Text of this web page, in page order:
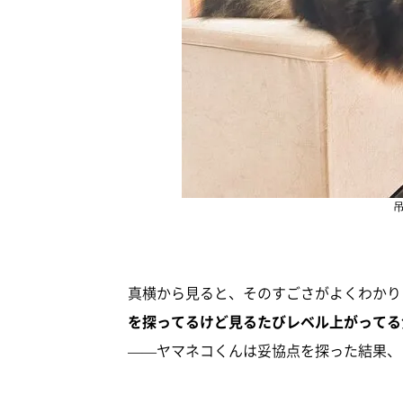
真横から見ると、そのすごさがよくわか
を探ってるけど見るたびレベル上がって
——ヤマネコくんは妥協点を探った結果